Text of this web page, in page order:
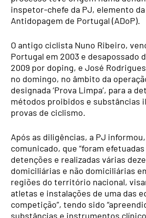
inspetor-chefe da PJ, elemento
Antidopagem de Portugal (ADoP).
O antigo ciclista Nuno Ribeiro,
Portugal em 2003 e desapossado
2009 por doping, e José
no domingo, no âmbito da
designada ‘Prova Limpa’, para a
métodos proibidos e substâncias
provas de ciclismo.
Após as diligências, a PJ
comunicado, que “foram
detenções e realizadas várias
domiciliárias e não domiciliárias
regiões do território nacional,
atletas e instalações de uma das
competição”, tendo sido
substâncias e instrumentos